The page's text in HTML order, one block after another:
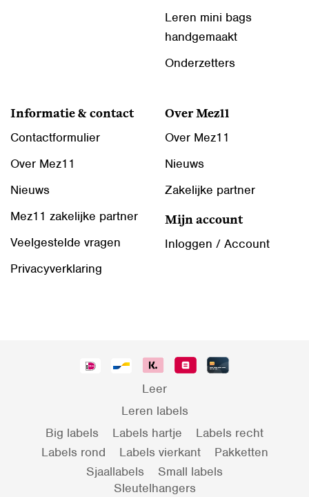
Leren mini bags
handgemaakt
Onderzetters
Informatie & contact
Contactformulier
Over Mez11
Nieuws
Mez11 zakelijke partner
Veelgestelde vragen
Privacyverklaring
Over Mez11
Over Mez11
Nieuws
Zakelijke partner
Mijn account
Inloggen / Account
Leer
Leren labels
Big labels
Labels hartje
Labels recht
Labels rond
Labels vierkant
Pakketten
Sjaallabels
Small labels
Sleutelhangers